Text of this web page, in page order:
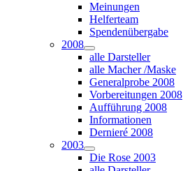
Meinungen
Helferteam
Spendenübergabe
2008
alle Darsteller
alle Macher /Maske
Generalprobe 2008
Vorbereitungen 2008
Aufführung 2008
Informationen
Dernieré 2008
2003
Die Rose 2003